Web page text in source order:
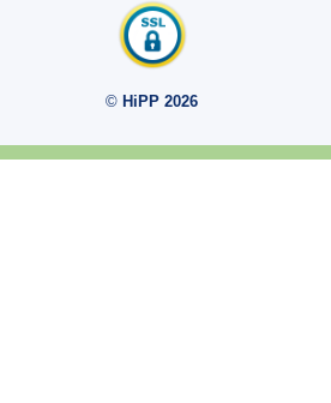
© HiPP 2026